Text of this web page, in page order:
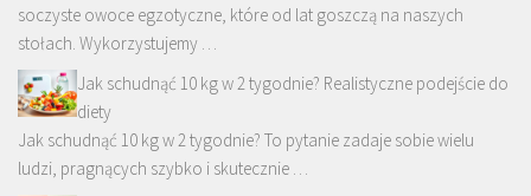
soczyste owoce egzotyczne, które od lat goszczą na naszych
stołach. Wykorzystujemy …
Jak schudnąć 10 kg w 2 tygodnie? Realistyczne podejście do
diety
Jak schudnąć 10 kg w 2 tygodnie? To pytanie zadaje sobie wielu
ludzi, pragnących szybko i skutecznie …